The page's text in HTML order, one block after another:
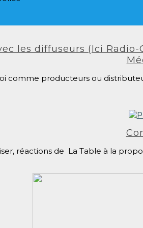
les diffuseurs (Ici
comme producteurs ou
réactions de La Table à la